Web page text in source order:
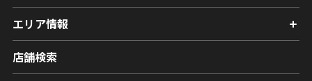
エリア情報
店舗検索